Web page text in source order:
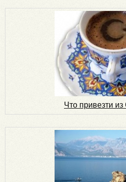
Что привезти